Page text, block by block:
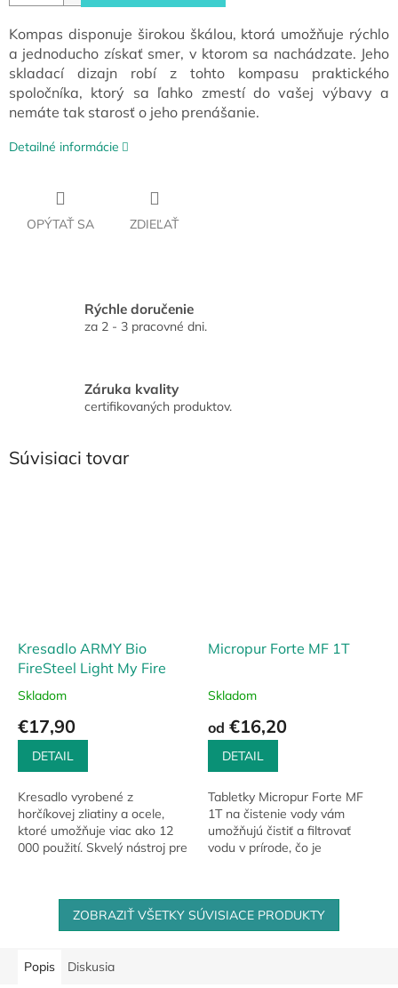
Kompas disponuje širokou škálou, ktorá umožňuje rýchlo
a jednoducho získať smer, v ktorom sa nachádzate. Jeho
skladací dizajn robí z tohto kompasu praktického
spoločníka, ktorý sa ľahko zmestí do vašej výbavy a
nemáte tak starosť o jeho prenášanie.
Detailné informácie
OPÝTAŤ SA ZDIEĽAŤ
Rýchle doručenie
za 2 - 3 pracovné dni.
Záruka kvality
certifikovaných produktov.
Súvisiaci tovar
Kresadlo ARMY Bio
FireSteel Light My Fire
Skladom
€17,90
DETAIL
Kresadlo vyrobené z
horčíkovej zliatiny a ocele,
ktoré umožňuje viac ako 12
000 použití. Skvelý nástroj pre
Micropur Forte MF 1T
Skladom
od €16,20
DETAIL
Tabletky Micropur Forte MF
1T na čistenie vody vám
umožňujú čistiť a filtrovať
vodu v prírode, čo je
situáciách. Sú to...
ZOBRAZIŤ VŠETKY SÚVISIACE PRODUKTY
Popis Diskusia